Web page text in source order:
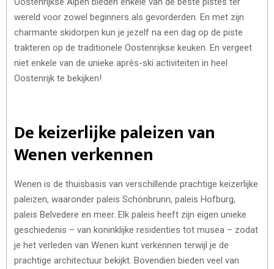
wereld voor zowel beginners als gevorderden. En met zijn
charmante skidorpen kun je jezelf na een dag op de piste
trakteren op de traditionele Oostenrijkse keuken. En vergeet
niet enkele van de unieke après-ski activiteiten in heel
Oostenrijk te bekijken!
De keizerlijke paleizen van
Wenen verkennen
Wenen is de thuisbasis van verschillende prachtige keizerlijke
paleizen, waaronder paleis Schönbrunn, paleis Hofburg,
paleis Belvedere en meer. Elk paleis heeft zijn eigen unieke
geschiedenis – van koninklijke residenties tot musea – zodat
je het verleden van Wenen kunt verkennen terwijl je de
prachtige architectuur bekijkt. Bovendien bieden veel van